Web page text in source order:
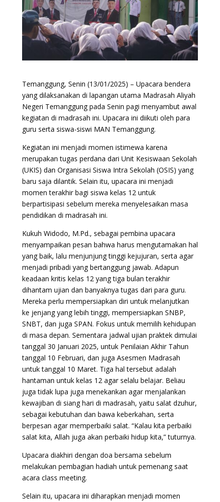
Temanggung, Senin (13/01/2025) – Upacara bendera
yang dilaksanakan di lapangan utama Madrasah Aliyah
Negeri Temanggung pada Senin pagi menyambut awal
kegiatan di madrasah ini. Upacara ini diikuti oleh para
guru serta siswa-siswi MAN Temanggung.
Kegiatan ini menjadi momen istimewa karena
merupakan tugas perdana dari Unit Kesiswaan Sekolah
(UKIS) dan Organisasi Siswa Intra Sekolah (OSIS) yang
baru saja dilantik. Selain itu, upacara ini menjadi
momen terakhir bagi siswa kelas 12 untuk
berpartisipasi sebelum mereka menyelesaikan masa
pendidikan di madrasah ini.
Kukuh Widodo, M.Pd., sebagai pembina upacara
menyampaikan pesan bahwa harus mengutamakan hal
yang baik, lalu menjunjung tinggi kejujuran, serta agar
menjadi pribadi yang bertanggung jawab. Adapun
keadaan kritis kelas 12 yang tiga bulan terakhir
dihantam ujian dan banyaknya tugas dari para guru.
Mereka perlu mempersiapkan diri untuk melanjutkan
ke jenjang yang lebih tinggi, mempersiapkan SNBP,
SNBT, dan juga SPAN. Fokus untuk memilih kehidupan
di masa depan. Sementara jadwal ujian praktek dimulai
tanggal 30 Januari 2025, untuk Penilaian Akhir Tahun
tanggal 10 Februari, dan juga Asesmen Madrasah
untuk tanggal 10 Maret. Tiga hal tersebut adalah
hantaman untuk kelas 12 agar selalu belajar. Beliau
juga tidak lupa juga menekankan agar menjalankan
kewajiban di siang hari di madrasah, yaitu salat dzuhur,
sebagai kebutuhan dan bawa keberkahan, serta
berpesan agar memperbaiki salat. “Kalau kita perbaiki
salat kita, Allah juga akan perbaiki hidup kita,” tuturnya.
Upacara diakhiri dengan doa bersama sebelum
melakukan pembagian hadiah untuk pemenang saat
acara class meeting.
Selain itu, upacara ini diharapkan menjadi momen